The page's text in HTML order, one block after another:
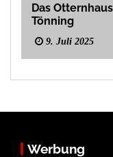
Das
Tönning
9. Juli 2025
Werbung